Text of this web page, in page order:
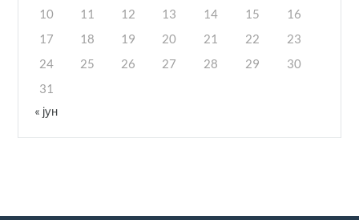
10
11 12 13 14 15
16
17
18 19 20 21 22
23
24
25 26 27 28 29
30
31
« јун